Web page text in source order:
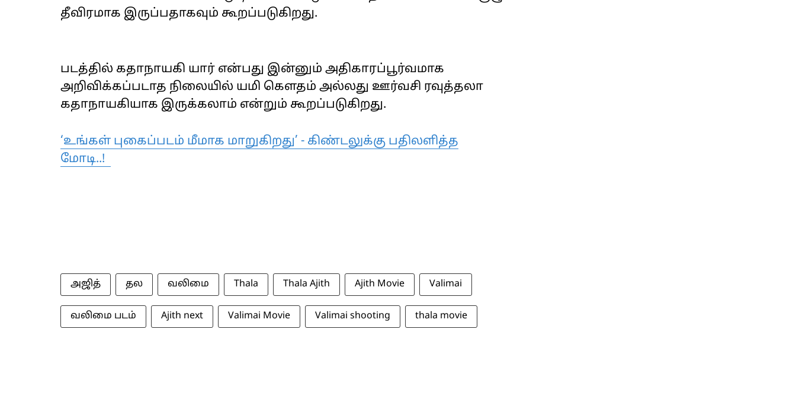
தீவிரமாக இருப்பதாகவும் கூறப்படுகிறது.
படத்தில் கதாநாயகி யார் என்பது இன்னும் அதிகாரப்பூர்வமாக
அறிவிக்கப்படாத நிலையில் யமி கெளதம் அல்லது ஊர்வசி ரவுத்தலா
கதாநாயகியாக இருக்கலாம் என்றும் கூறப்படுகிறது.
‘உங்கள் புகைப்படம் மீமாக மாறுகிறது’ - கிண்டலுக்கு பதிலளித்த
மோடி..!
அஜித் தல வலிமை Thala Thala Ajith Ajith Movie Valimai
வலிமை படம் Ajith next Valimai Movie Valimai shooting thala movie